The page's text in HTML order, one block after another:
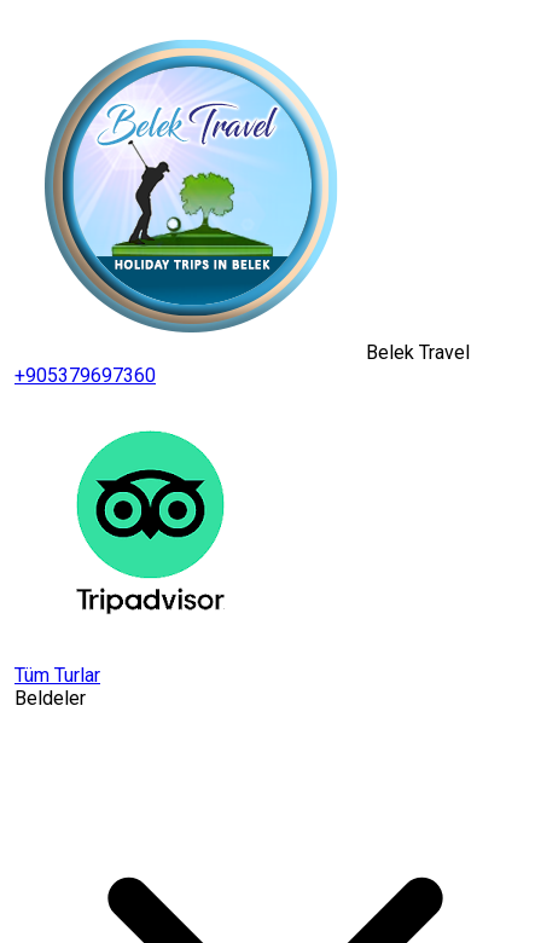
Belek Travel
+905379697360
Tüm Turlar
Beldeler